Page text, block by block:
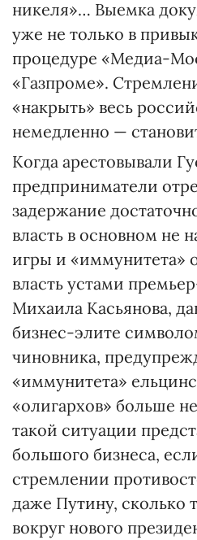
никеля»… Выемка
уже не только в
процедуре «Медиа-
«Газпроме».
«накрыть» весь
немедленно —
Когда арестовывали
предприниматели
задержание
власть в основном не
игры и «иммунитета»
власть устами
Михаила Касьянова,
бизнес-элите
чиновника,
«иммунитета»
«олигархов» больше
такой ситуации
большого бизнеса,
стремлении
даже Путину, сколько
вокруг нового